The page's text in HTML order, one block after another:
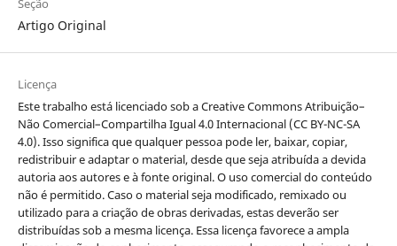
Seção
Artigo Original
Licença
Este trabalho está licenciado sob a Creative Commons Atribuição–
Não Comercial–Compartilha Igual 4.0 Internacional (CC BY-NC-SA
4.0). Isso significa que qualquer pessoa pode ler, baixar, copiar,
redistribuir e adaptar o material, desde que seja atribuída a devida
autoria aos autores e à fonte original. O uso comercial do conteúdo
não é permitido. Caso o material seja modificado, remixado ou
utilizado para a criação de obras derivadas, estas deverão ser
distribuídas sob a mesma licença. Essa licença favorece a ampla